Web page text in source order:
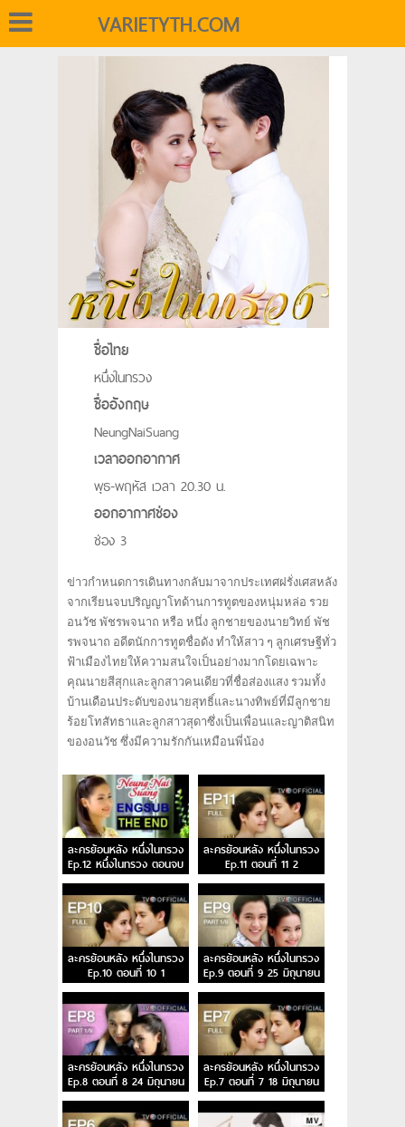
VARIETYTH.COM
ชื่อไทย
หนึ่งในทรวง
ชื่ออังกฤษ
NeungNaiSuang
เวลาออกอากาศ
พุธ-พฤหัส เวลา 20.30 น.
ออกอากาศช่อง
ช่อง 3
ข่าวกำหนดการเดินทางกลับมาจากประเทศฝรั่งเศสหลัง
จากเรียนจบปริญญาโทด้านการทูตของหนุ่มหล่อ รวย
อนวัช พัชรพจนาถ หรือ หนึ่ง ลูกชายของนายวิทย์ พัช
รพจนาถ อดีตนักการทูตชื่อดัง ทำให้สาว ๆ ลูกเศรษฐีทั่ว
ฟ้าเมืองไทยให้ความสนใจเป็นอย่างมากโดยเฉพาะ
คุณนายสีสุกและลูกสาวคนเดียวที่ชื่อส่องแสง รวมทั้ง
บ้านเดือนประดับของนายสุทธิ์และนางทิพย์ที่มีลูกชาย
ร้อยโทสัทธาและลูกสาวสุดาซึ่งเป็นเพื่อนและญาติสนิท
ของอนวัช ซึ่งมีความรักกันเหมือนพี่น้อง
ละครย้อนหลัง หนึ่งในทรวง
Ep.12 หนึ่งในทรวง ตอนจบ
ละครย้อนหลัง หนึ่งในทรวง
Ep.11 ตอนที่ 11 2
กรกฎาคม 2558
ละครย้อนหลัง หนึ่งในทรวง
Ep.10 ตอนที่ 10 1
กรกฎาคม 2558
ละครย้อนหลัง หนึ่งในทรวง
Ep.9 ตอนที่ 9 25 มิถุนายน
2558
ละครย้อนหลัง หนึ่งในทรวง
Ep.8 ตอนที่ 8 24 มิถุนายน
2558
ละครย้อนหลัง หนึ่งในทรวง
Ep.7 ตอนที่ 7 18 มิถุนายน
2558